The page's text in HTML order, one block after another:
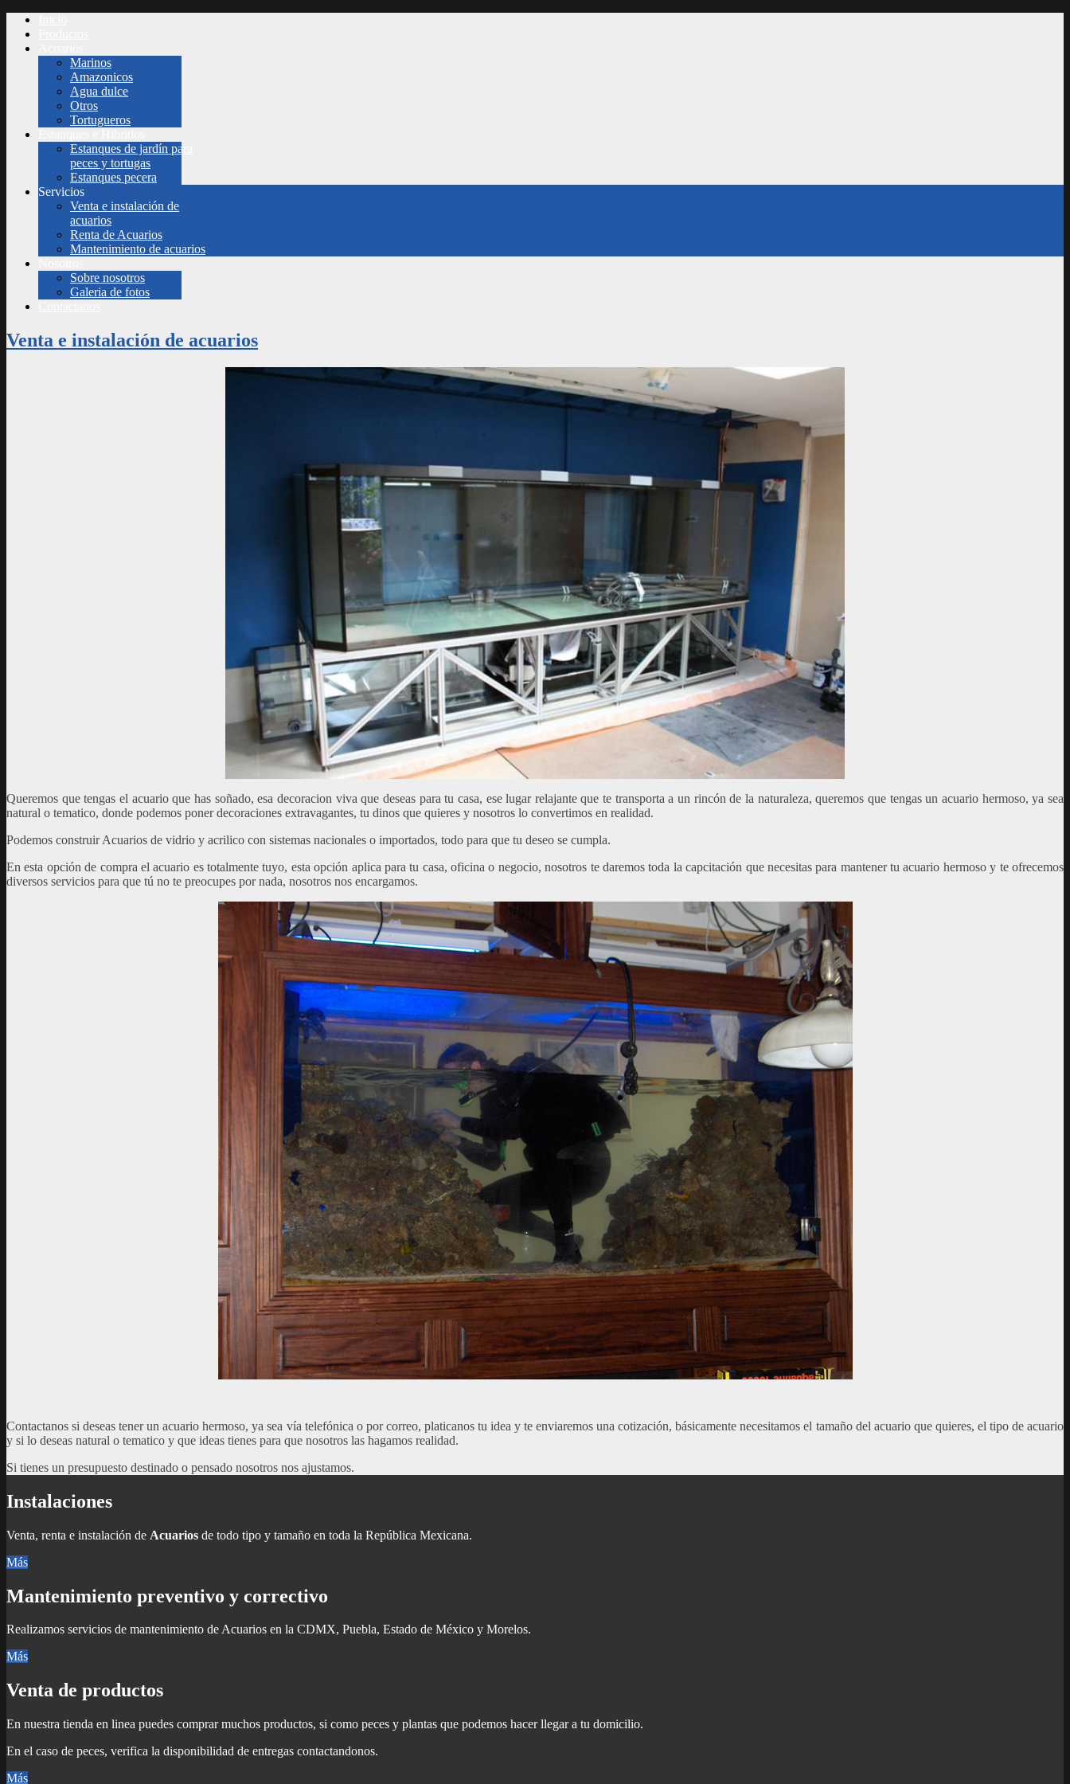
Marinos
Amazonicos
Agua dulce
Otros
Tortugueros
Estanques de jardín para
peces y tortugas
Estanques pecera
Servicios
Venta e instalación de
acuarios
Renta de Acuarios
Mantenimiento de acuarios
Sobre nosotros
Galeria de fotos
Venta e instalación de acuarios
Queremos que tengas el acuario que has soñado, esa decoracion viva que deseas para tu casa, ese lugar relajante que te transporta a un rincón de la naturaleza, queremos que tengas un acuario hermoso, ya sea
natural o tematico, donde podemos poner decoraciones extravagantes, tu dinos que quieres y nosotros lo convertimos en realidad.
Podemos construir Acuarios de vidrio y acrilico con sistemas nacionales o importados, todo para que tu deseo se cumpla.
En esta opción de compra el acuario es totalmente tuyo, esta opción aplica para tu casa, oficina o negocio, nosotros te daremos toda la capcitación que necesitas para mantener tu acuario hermoso y te ofrecemos
diversos servicios para que tú no te preocupes por nada, nosotros nos encargamos.
Contactanos si deseas tener un acuario hermoso, ya sea vía telefónica o por correo, platicanos tu idea y te enviaremos una cotización, básicamente necesitamos el tamaño del acuario que quieres, el tipo de acuario
y si lo deseas natural o tematico y que ideas tienes para que nosotros las hagamos realidad.
Si tienes un presupuesto destinado o pensado nosotros nos ajustamos.
Instalaciones
Venta, renta e instalación de Acuarios de todo tipo y tamaño en toda la República Mexicana.
Más
Mantenimiento preventivo y correctivo
Realizamos servicios de mantenimiento de Acuarios en la CDMX, Puebla, Estado de México y Morelos.
Más
Venta de productos
En nuestra tienda en linea puedes comprar muchos productos, si como peces y plantas que podemos hacer llegar a tu domicilio.
En el caso de peces, verifica la disponibilidad de entregas contactandonos.
Más